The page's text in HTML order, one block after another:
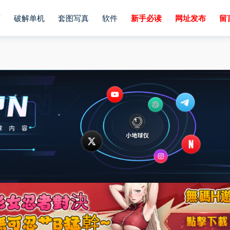
破解单机 套图写真 软件 新手必读 网址发布 留